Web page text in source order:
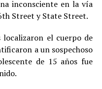
inconsciente en la vía
Street y State Street.
el cuerpo de
a un sospechoso
de 15 años fue